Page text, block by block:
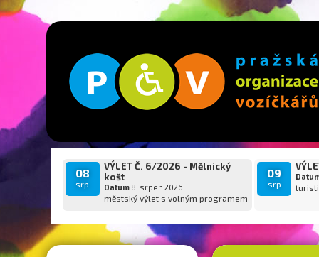
08
srp
VÝLET Č. 6/2026 - Mělnický
košt
Datum8. srpen 2026
městský výlet s volným programem
09
srp